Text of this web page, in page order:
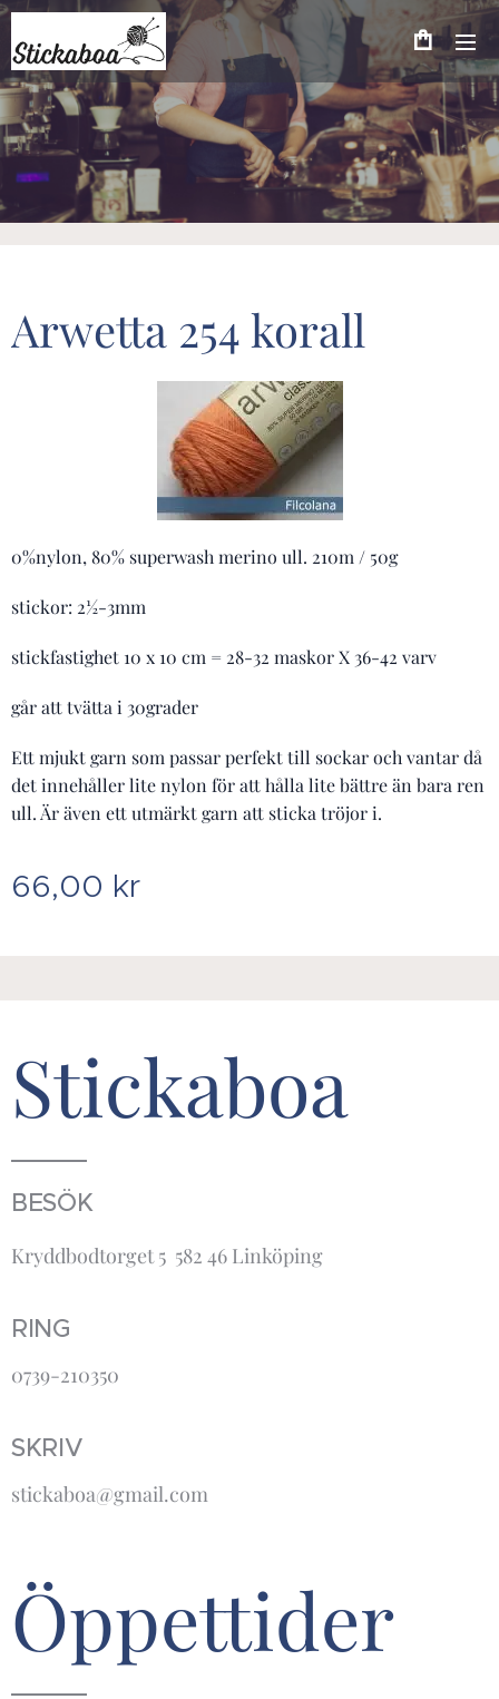
Arwetta 254 korall
0%nylon, 80% superwash merino ull. 210m / 50g
stickor: 2½-3mm
stickfastighet 10 x 10 cm = 28-32 maskor X 36-42 varv
går att tvätta i 30grader
Ett mjukt garn som passar perfekt till sockar och vantar då
det innehåller lite nylon för att hålla lite bättre än bara ren
ull. Är även ett utmärkt garn att sticka tröjor i.
66,00 kr
Stickaboa
BESÖK
Kryddbodtorget 5 582 46 Linköping
RING
0739-210350
SKRIV
stickaboa@gmail.com
Öppettider